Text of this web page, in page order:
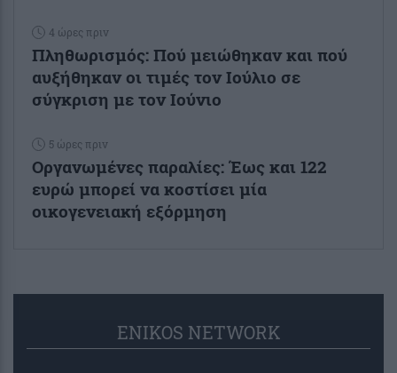
4 ώρες πριν
Πληθωρισμός: Πού μειώθηκαν και πού
αυξήθηκαν οι τιμές τον Ιούλιο σε
σύγκριση με τον Ιούνιο
5 ώρες πριν
Οργανωμένες παραλίες: Έως και 122
ευρώ μπορεί να κοστίσει μία
οικογενειακή εξόρμηση
ENIKOS NETWORK